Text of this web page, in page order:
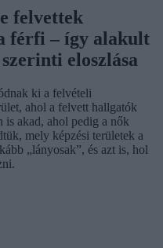
felvettek
férfi – így alakult
eloszlása
ki a felvételi
ahol a felvett hallgatók
is akad, ahol pedig a nők
mely képzési területek a
„lányosak”, és azt is, hol